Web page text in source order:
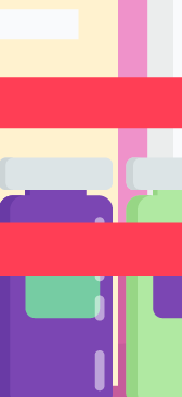
/ Увлажняющая
в шприце